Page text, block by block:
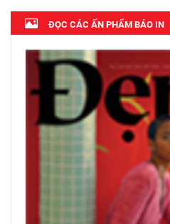
ĐỌC CÁC ẤN PHẨM BÁO IN